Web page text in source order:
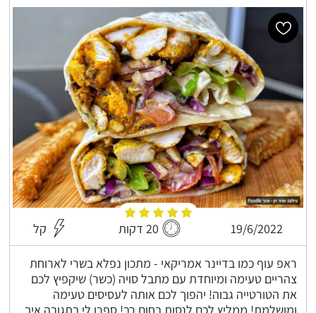
19/6/2022 20 דקות קל
ראפ עוף כמו בדיינר אמריקאי - מתכון נפלא בשרי לארוחת
צהריים טעימה ומיוחדת עם מתבל סויה (כשר) שיקפיץ לכם
את הטורטייה גבוה! יהפוך לכם אותה לעסיסים טעימה
ומושלמת! ממליץ לכם לנסות בחום רב! ספרו לי בתגובה איך